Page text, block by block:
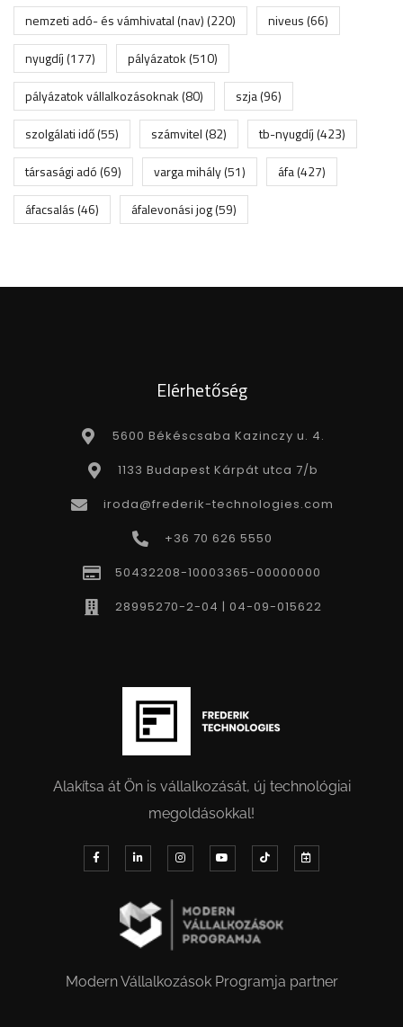
nemzeti adó- és vámhivatal (nav)(220) niveus(66)
nyugdíj(177) pályázatok(510)
pályázatok vállalkozásoknak(80) szja(96)
szolgálati idő(55) számvitel(82) tb-nyugdíj(423)
társasági adó(69) varga mihály(51) áfa(427)
áfacsalás(46) áfalevonási jog(59)
Elérhetőség
5600 Békéscsaba Kazinczy u. 4.
1133 Budapest Kárpát utca 7/b
iroda@frederik-technologies.com
+36 70 626 5550
50432208-10003365-00000000
28995270-2-04 | 04-09-015622
Alakítsa át Ön is vállalkozását, új technológiai
megoldásokkal!
Modern Vállalkozások Programja partner